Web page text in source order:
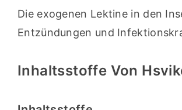
Die exogenen Lektine in den
Entzündungen und
Inhaltsstoffe Von